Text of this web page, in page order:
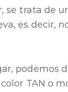
se trata de
es decir,
podemos
TAN o